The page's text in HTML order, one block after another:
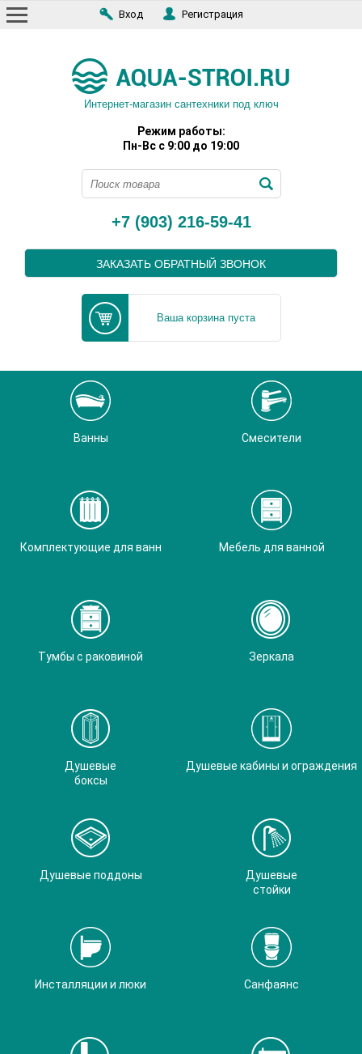
Вход Регистрация
Интернет-магазин сантехники под ключ
Режим работы:
Пн-Вс с 9:00 до 19:00
+7 (903) 216-59-41
ЗАКАЗАТЬ ОБРАТНЫЙ ЗВОНОК
Ваша корзина пуста
Ванны Смесители
Комплектующие для ванн Мебель для ванной
Тумбы с раковиной Зеркала
Душевые
боксы
Душевые кабины и ограждения
Душевые поддоны
Душевые
стойки
Инсталляции и люки Санфаянс